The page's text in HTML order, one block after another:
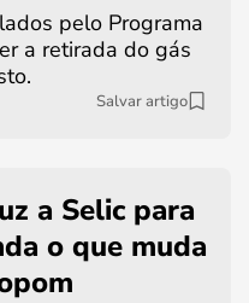
pelo Programa
a retirada do gás
Salvar artigo
a Selic para
o que muda